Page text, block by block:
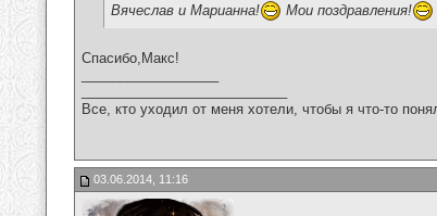
Вячеслав и Марианна!
Мои поздравления!
Спасибо,Макс!
Все, кто уходил от меня хотели, чтобы я что-то
03.06.2014, 11:16